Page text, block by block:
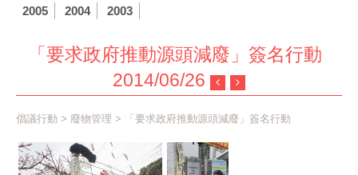
2005
2004 2003
「要求政府推動源頭減廢」簽名行動
2014/06/26
倡議行動 > 廢物管理 > 「要求政府推動源頭減廢」簽名行動